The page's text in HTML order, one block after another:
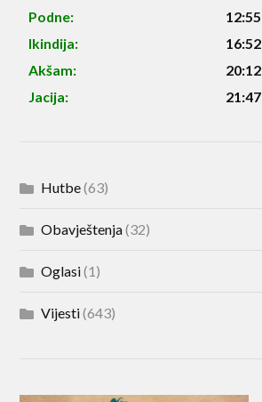
Podne:
12:55
Ikindija:
16:52
Akšam:
20:12
Jacija:
21:47
Hutbe(63)
Obavještenja(32)
Oglasi(1)
Vijesti(643)